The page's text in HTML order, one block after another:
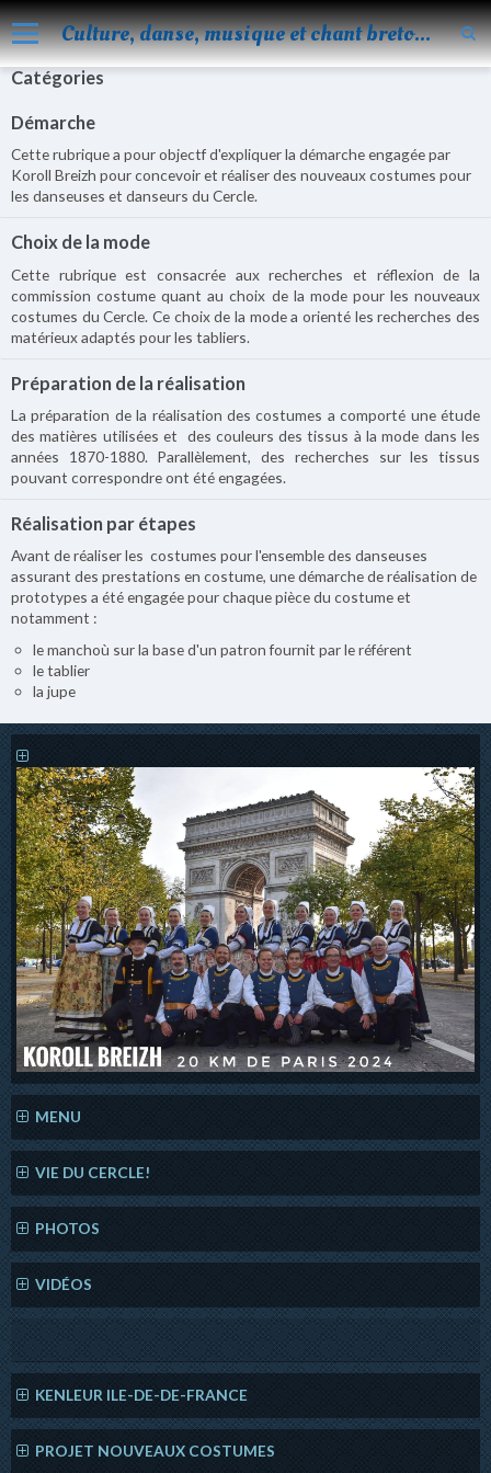
Culture, danse, musique et chant bretons
Accueil
Nos activités
Blog
Album
Vidéos
Agenda
Vie de KOROLL
Contact
Catégories
Démarche
Cette rubrique a pour objectf d'expliquer la démarche engagée par
Koroll Breizh pour concevoir et réaliser des nouveaux costumes pour
les danseuses et danseurs du Cercle.
Choix de la mode
Cette rubrique est consacrée aux recherches et réflexion de la
commission costume quant au choix de la mode pour les nouveaux
costumes du Cercle. Ce choix de la mode a orienté les recherches des
matérieux adaptés pour les tabliers.
Préparation de la réalisation
La préparation de la réalisation des costumes a comporté une étude
des matières utilisées et des couleurs des tissus à la mode dans les
années 1870-1880. Parallèlement, des recherches sur les tissus
pouvant correspondre ont été engagées.
Réalisation par étapes
Avant de réaliser les costumes pour l'ensemble des danseuses
assurant des prestations en costume, une démarche de réalisation de
prototypes a été engagée pour chaque pièce du costume et
notamment :
le manchoù sur la base d'un patron fournit par le référent
le tablier
la jupe
MENU
VIE DU CERCLE!
PHOTOS
VIDÉOS
KENLEUR ILE-DE-DE-FRANCE
PROJET NOUVEAUX COSTUMES